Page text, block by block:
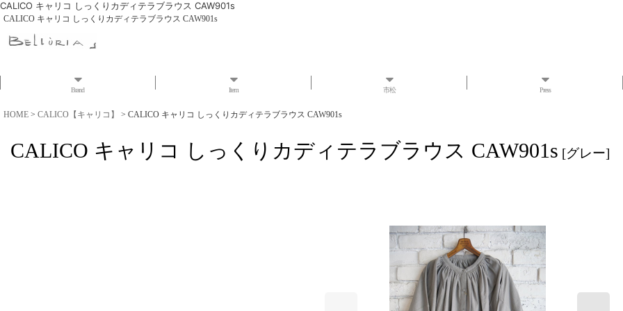
CALICO キャリコ しっくりカディテラブラウス CAW901s
CALICO キャリコ しっくりカディテラブラウス CAW901s
Brand Item 市松 Press
HOME > CALICO【キャリコ】 > CALICO キャリコ しっくりカディテラブラウス CAW901s
CALICO キャリコ しっくりカディテラブラウス CAW901s [グレー]